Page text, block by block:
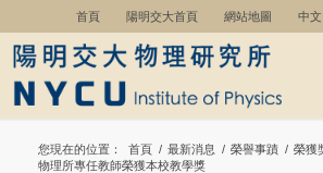
首頁 陽明交大首頁 網站地圖 中文
您現在的位置： 首頁 / 最新消息 / 榮譽事蹟 / 榮獲
物理所專任教師榮獲本校教學獎